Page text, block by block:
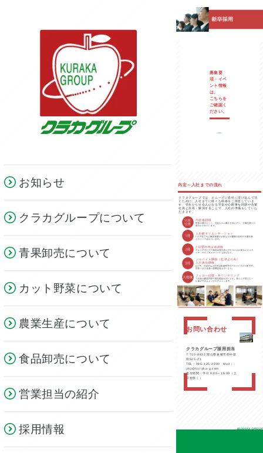
お知らせ
クラカグループについて
青果卸売について
カット野菜について
農業生産について
食品卸売について
営業担当の紹介
採用情報
募集要
項・イベ
ント情報
は、
こちらを
ご確認く
ださい。
内定～入社までの流れ
クラカグループでは、スムーズに会社に溶け込んで頂
くために、入社までに様々な研修をご用意していま
す。学生から社会人になる不安や心配事を同期や先輩
社員と共有・解消することで、入社の準備をしていた
だきます。
お問い合わせ
クラカグループ採用担当
〒710-0833 岡山県倉敷市西中新
田525-21
TEL：086-425-2000 Mail：
jinji@kuraka-g.com
受付時間：平日 9:00～16:30（土
日祝除く）